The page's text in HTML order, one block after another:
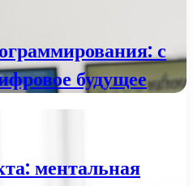
с
будущее
ментальная